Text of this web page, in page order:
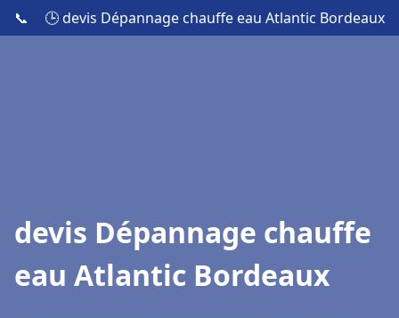
📞 🕒 devis Dépannage chauffe eau Atlantic Bordeaux
devis Dépannage chauffe
eau Atlantic Bordeaux